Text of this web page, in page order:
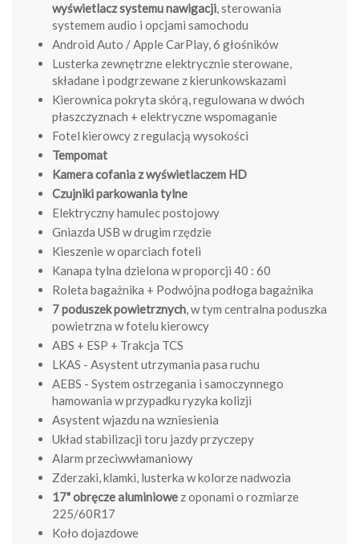
wyświetlacz systemu nawigacji, sterowania
systemem audio i opcjami samochodu
Android Auto / Apple CarPlay, 6 głośników
Lusterka zewnętrzne elektrycznie sterowane,
składane i podgrzewane z kierunkowskazami
Kierownica pokryta skórą, regulowana w dwóch
płaszczyznach + elektryczne wspomaganie
Fotel kierowcy z regulacją wysokości
Tempomat
Kamera cofania z wyświetlaczem HD
Czujniki parkowania tylne
Elektryczny hamulec postojowy
Gniazda USB w drugim rzędzie
Kieszenie w oparciach foteli
Kanapa tylna dzielona w proporcji 40 : 60
Roleta bagażnika + Podwójna podłoga bagażnika
7 poduszek powietrznych, w tym centralna poduszka
powietrzna w fotelu kierowcy
ABS + ESP + Trakcja TCS
LKAS - Asystent utrzymania pasa ruchu
AEBS - System ostrzegania i samoczynnego
hamowania w przypadku ryzyka kolizji
Asystent wjazdu na wzniesienia
Układ stabilizacji toru jazdy przyczepy
Alarm przeciwwłamaniowy
Zderzaki, klamki, lusterka w kolorze nadwozia
17" obręcze aluminiowe z oponami o rozmiarze
225/60R17
Koło dojazdowe